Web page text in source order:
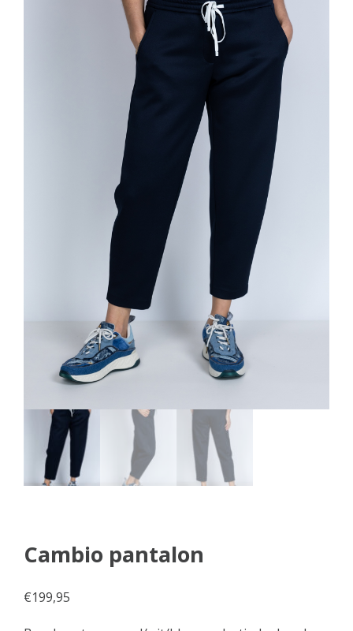
Cambio pantalon
€199,95